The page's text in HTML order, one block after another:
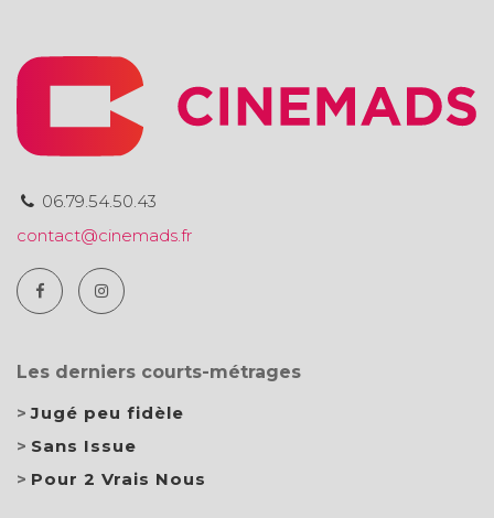
06.79.54.50.43
contact@cinemads.fr
Les derniers courts-métrages
Jugé peu fidèle
Sans Issue
Pour 2 Vrais Nous